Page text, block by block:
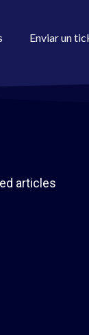
Enviar un
articles